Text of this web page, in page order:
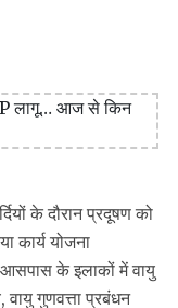
के दौरान प्रदूषण को
कार्य योजना
आसपास के इलाकों में वायु
वायु गुणवत्ता प्रबंधन